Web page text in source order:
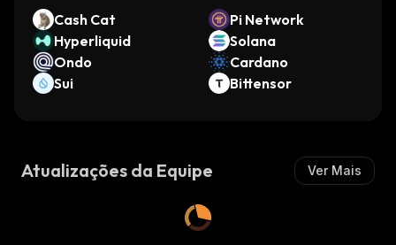
Cash Cat
Pi Network
Hyperliquid
Solana
Ondo
Cardano
Sui
Bittensor
Atualizações da Equipe Ver Mais